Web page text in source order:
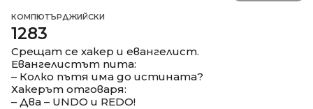
КОМПЮТЪРДЖИЙСКИ
1283
Срещат се хакер и евангелист.
Евангелистът пита:
– Колко пътя има до истината?
Хакерът отговаря:
– Два – UNDO и REDO!